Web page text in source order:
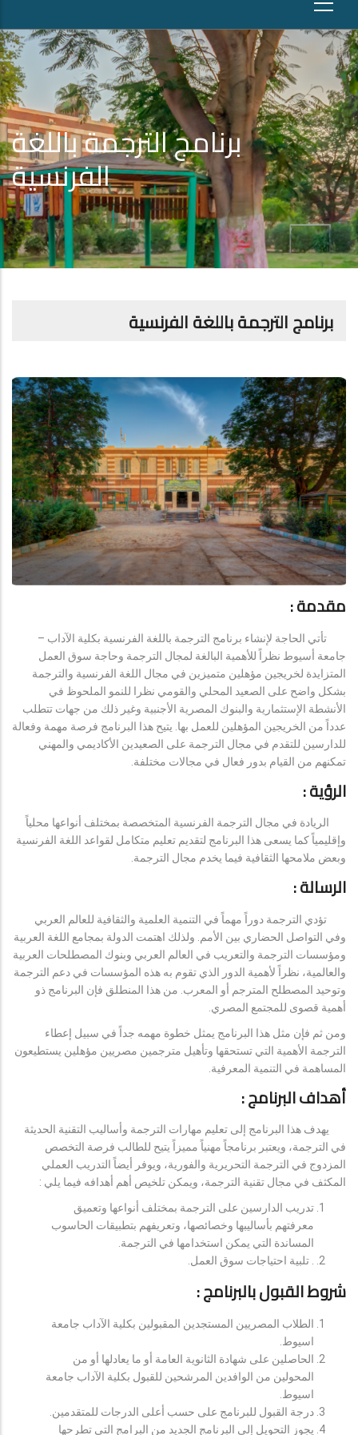
برنامج الترجمة باللغة
الفرنسية
برنامج الترجمة باللغة الفرنسية
مقدمة :
تأتي الحاجة لإنشاء برنامج الترجمة باللغة الفرنسية بكلية الآداب –
جامعة أسيوط نظراً للأهمية البالغة لمجال الترجمة وحاجة سوق العمل
المتزايدة لخريجين مؤهلين متميزين في مجال اللغة الفرنسية والترجمة
بشكل واضح على الصعيد المحلي والقومي نظرا للنمو الملحوظ في
الأنشطة الإستثمارية والبنوك المصرية الأجنبية وغير ذلك من جهات تتطلب
عدداً من الخريجين المؤهلين للعمل بها. يتيح هذا البرنامج فرصة مهمة وفعالة
للدارسين للتقدم في مجال الترجمة على الصعيدين الأكاديمي والمهني
تمكنهم من القيام بدور فعال في مجالات مختلفة.
الرؤية :
الريادة في مجال الترجمة الفرنسية المتخصصة بمختلف أنواعها محلياً
وإقليمياً كما يسعى هذا البرنامج لتقديم تعليم متكامل لقواعد اللغة الفرنسية
وبعض ملامحها الثقافية فيما يخدم مجال الترجمة.
الرسالة :
تؤدي الترجمة دوراً مهماً في التنمية العلمية والثقافية للعالم العربي
وفي التواصل الحضاري بين الأمم. ولذلك اهتمت الدولة بمجامع اللغة العربية
ومؤسسات الترجمة والتعريب في العالم العربي وبنوك المصطلحات العربية
والعالمية، نظراً لأهمية الدور الذي تقوم به هذه المؤسسات في دعم الترجمة
وتوحيد المصطلح المترجم أو المعرب. من هذا المنطلق فإن البرنامج ذو
أهمية قصوى للمجتمع المصري.
ومن ثم فإن مثل هذا البرنامج يمثل خطوة مهمه جداً في سبيل إعطاء
الترجمة الأهمية التي تستحقها وتأهيل مترجمين مصريين مؤهلين يستطيعون
المساهمة في التنمية المعرفية.
أهداف البرنامج :
يهدف هذا البرنامج إلى تعليم مهارات الترجمة وأساليب التقنية الحديثة
في الترجمة، ويعتبر برنامجاً مهنياً مميزاً يتيح للطالب فرصة التخصص
المزدوج في الترجمة التحريرية والفورية، ويوفر أيضاً التدريب العملي
المكثف في مجال تقنية الترجمة، ويمكن تلخيص أهم أهدافه فيما يلي :
تدريب الدارسين على الترجمة بمختلف أنواعها وتعميق
معرفتهم بأساليبها وخصائصها، وتعريفهم بتطبيقات الحاسوب
المساندة التي يمكن استخدامها في الترجمة.
. تلبية احتياجات سوق العمل.
شروط القبول بالبرنامج :
الطلاب المصريين المستجدين المقبولين بكلية الآداب جامعة
اسيوط.
الحاصلين على شهادة الثانوية العامة أو ما يعادلها أو من
المحولين من الوافدين المرشحين للقبول بكلية الآداب جامعة
اسيوط.
درجة القبول للبرنامج على حسب أعلى الدرجات للمتقدمين.
يجوز التحويل إلى البرنامج الجديد من البرامج التي تطرحها